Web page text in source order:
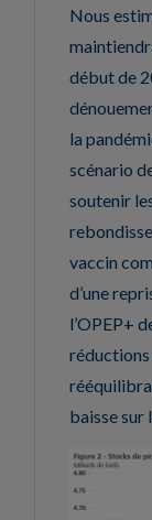
Nous
début de
la
scénario
soutenir
vaccin
d’une
l’OPEP+
baisse sur